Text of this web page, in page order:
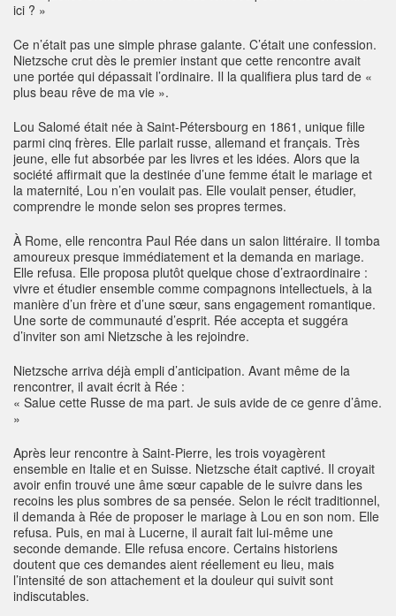
ici ? »
Ce n’était pas une simple phrase galante. C’était une confession.
Nietzsche crut dès le premier instant que cette rencontre avait
une portée qui dépassait l’ordinaire. Il la qualifiera plus tard de «
plus beau rêve de ma vie ».
Lou Salomé était née à Saint-Pétersbourg en 1861, unique fille
parmi cinq frères. Elle parlait russe, allemand et français. Très
jeune, elle fut absorbée par les livres et les idées. Alors que la
société affirmait que la destinée d’une femme était le mariage et
la maternité, Lou n’en voulait pas. Elle voulait penser, étudier,
comprendre le monde selon ses propres termes.
À Rome, elle rencontra Paul Rée dans un salon littéraire. Il tomba
amoureux presque immédiatement et la demanda en mariage.
Elle refusa. Elle proposa plutôt quelque chose d’extraordinaire :
vivre et étudier ensemble comme compagnons intellectuels, à la
manière d’un frère et d’une sœur, sans engagement romantique.
Une sorte de communauté d’esprit. Rée accepta et suggéra
d’inviter son ami Nietzsche à les rejoindre.
Nietzsche arriva déjà empli d’anticipation. Avant même de la
rencontrer, il avait écrit à Rée :
« Salue cette Russe de ma part. Je suis avide de ce genre d’âme.
»
Après leur rencontre à Saint-Pierre, les trois voyagèrent
ensemble en Italie et en Suisse. Nietzsche était captivé. Il croyait
avoir enfin trouvé une âme sœur capable de le suivre dans les
recoins les plus sombres de sa pensée. Selon le récit traditionnel,
il demanda à Rée de proposer le mariage à Lou en son nom. Elle
refusa. Puis, en mai à Lucerne, il aurait fait lui-même une
seconde demande. Elle refusa encore. Certains historiens
doutent que ces demandes aient réellement eu lieu, mais
l’intensité de son attachement et la douleur qui suivit sont
indiscutables.